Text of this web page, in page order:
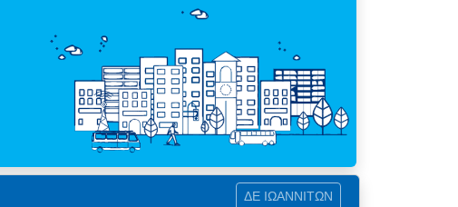
ΔΕ ΙΩΑΝΝΙΤΩΝ